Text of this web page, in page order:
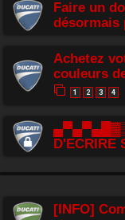
Faire un
désormais
Achetez
couleurs
1 2 3 4
[INFO]